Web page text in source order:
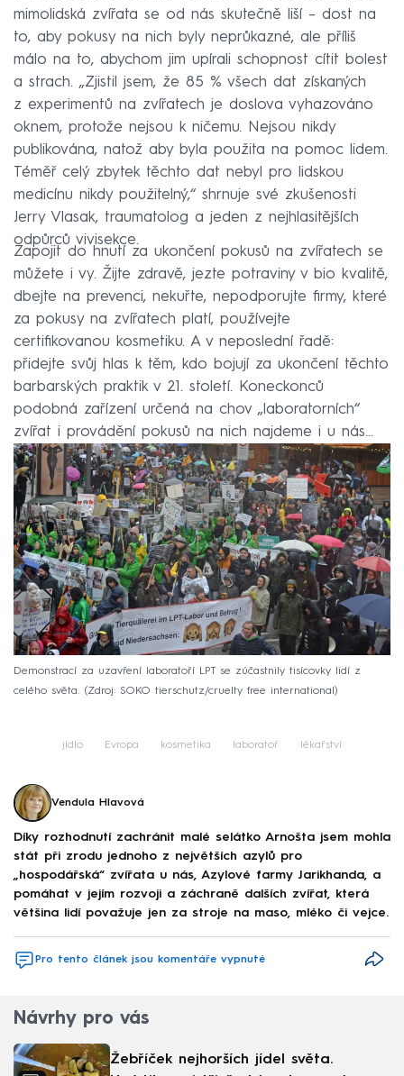
mimolidská zvířata se od nás skutečně liší – dost na
to, aby pokusy na nich byly neprůkazné, ale příliš
málo na to, abychom jim upírali schopnost cítit bolest
a strach. „Zjistil jsem, že 85 % všech dat získaných
z experimentů na zvířatech je doslova vyhazováno
oknem, protože nejsou k ničemu. Nejsou nikdy
publikována, natož aby byla použita na pomoc lidem.
Téměř celý zbytek těchto dat nebyl pro lidskou
medicínu nikdy použitelný,“ shrnuje své zkušenosti
Jerry Vlasak, traumatolog a jeden z nejhlasitějších
odpůrců vivisekce.
Zapojit do hnutí za ukončení pokusů na zvířatech se
můžete i vy. Žijte zdravě, jezte potraviny v bio kvalitě,
dbejte na prevenci, nekuřte, nepodporujte firmy, které
za pokusy na zvířatech platí, používejte
certifikovanou kosmetiku. A v neposlední řadě:
přidejte svůj hlas k těm, kdo bojují za ukončení těchto
barbarských praktik v 21. století. Koneckonců
podobná zařízení určená na chov „laboratorních“
zvířat i provádění pokusů na nich najdeme i u nás...
Demonstrací za uzavření laboratoří LPT se zúčastnily tisícovky lidí z
celého světa.
Zdroj: SOKO tierschutz/cruelty free international
jídlo Evropa kosmetika laboratoř lékařství
Vendula Hlavová
Díky rozhodnutí zachránit malé selátko Arnošta jsem mohla
stát při zrodu jednoho z největších azylů pro
„hospodářská“ zvířata u nás, Azylové farmy Jarikhanda, a
pomáhat v jejím rozvoji a záchraně dalších zvířat, která
většina lidí považuje jen za stroje na maso, mléko či vejce.
Pro tento článek jsou komentáře vypnuté
Návrhy pro vás
Žebříček nejhorších jídel světa.